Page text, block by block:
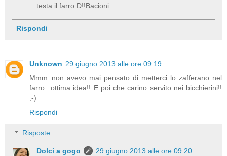
testa il farro:D!!Bacioni
Rispondi
Unknown 29 giugno 2013 alle ore 09:19
Mmm..non avevo mai pensato di metterci lo zafferano nel
farro...ottima idea!! E poi che carino servito nei bicchierini!!
;-)
Rispondi
Risposte
Dolci a gogo
29 giugno 2013 alle ore 09:20